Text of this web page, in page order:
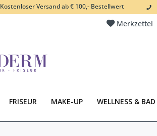
Kostenloser Versand ab € 100,- Bestellwert
Merkzettel
FRISEUR MAKE-UP WELLNESS & BAD